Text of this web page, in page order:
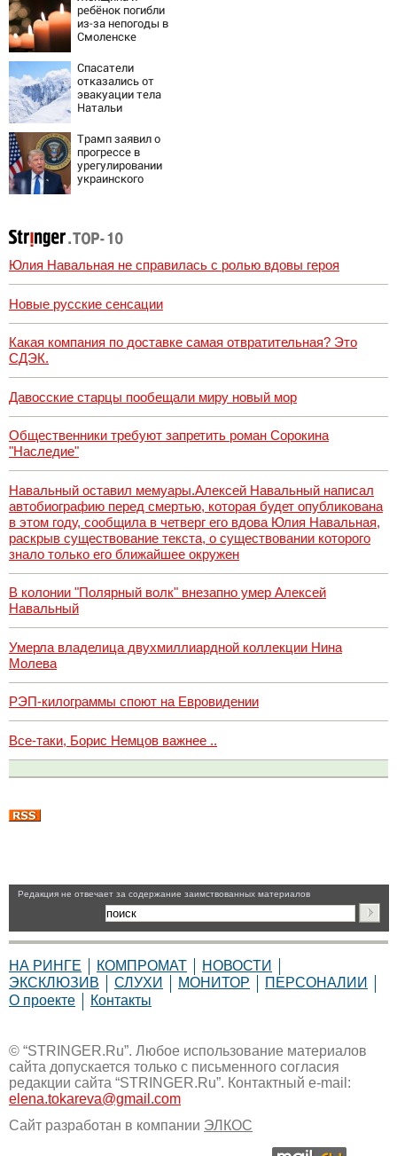
атаки на склады
Wildberries,
состояние
пострадавших
ребёнок погибли
из-за непогоды в
Смоленске
Спасатели
отказались от
эвакуации тела
Натальи
семитысячника
Трамп заявил о
прогрессе в
урегулировании
украинского
Юлия Навальная не справилась с ролью вдовы героя
Новые русские сенсации
Какая компания по доставке самая отвратительная? Это
СДЭК.
Давосские старцы пообещали миру новый мор
Общественники требуют запретить роман Сорокина
"Наследие"
Навальный оставил мемуары.Алексей Навальный написал
автобиографию перед смертью, которая будет опубликована
в этом году, сообщила в четверг его вдова Юлия Навальная,
раскрыв существование текста, о существовании которого
знало только его ближайшее окружен
В колонии "Полярный волк" внезапно умер Алексей
Навальный
Умерла владелица двухмиллиардной коллекции Нина
Молева
РЭП-килограммы споют на Евровидении
Все-таки, Борис Немцов важнее ..
Pедакция не отвечает за содержание заимствованных материалов
НА РИНГЕ КОМПРОМАТ
НОВОСТИ
ЭКСКЛЮЗИВ
СЛУХИ МОНИТОР
ПЕРСОНАЛИИ
О проекте
Контакты
© “STRINGER.Ru”. Любое использование материалов
сайта допускается только с письменного согласия
редакции сайта “STRINGER.Ru”. Контактный e-mail:
elena.tokareva@gmail.com
Сайт разработан в компании ЭЛКОС